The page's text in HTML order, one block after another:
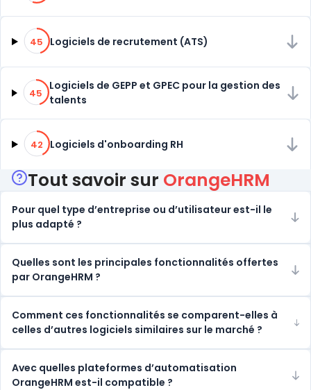
45% de compatibilité
45 Logiciels de recrutement (ATS)
45% de compatibilité
45
Logiciels de GEPP et GPEC pour la gestion des
talents
42% de compatibilité
42 Logiciels d'onboarding RH
Tout savoir sur OrangeHRM
Pour quel type d’entreprise ou d’utilisateur est-il le
plus adapté ?
Quelles sont les principales fonctionnalités offertes
par OrangeHRM ?
Comment ces fonctionnalités se comparent-elles à
celles d’autres logiciels similaires sur le marché ?
Avec quelles plateformes d’automatisation
OrangeHRM est-il compatible ?